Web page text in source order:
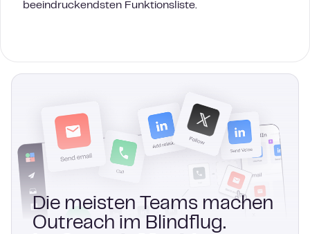
beeindruckendsten Funktionsliste.
Die meisten Teams machen
Outreach im Blindflug.